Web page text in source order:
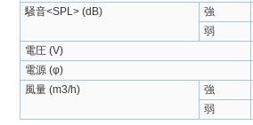
騒音<SPL> (dB)
強
弱
電圧 (V)
電源 (φ)
風量 (m3/h)
強
弱